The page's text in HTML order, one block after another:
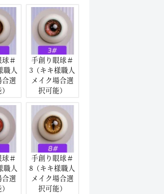
＃
職人
合選
手創り眼球＃
3（キキ様職人
メイク場合選
択可能）
＃
職人
合選
手創り眼球＃
8（キキ様職人
メイク場合選
択可能）